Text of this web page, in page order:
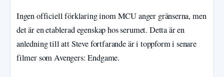
Ingen officiell förklaring inom MCU anger gränserna, men
det är en etablerad egenskap hos serumet. Detta är en
anledning till att Steve fortfarande är i toppform i senare
filmer som Avengers: Endgame.